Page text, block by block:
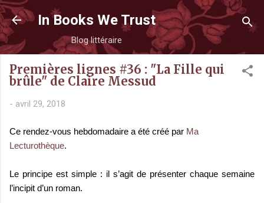
Accéder au contenu principal
In Books We Trust
Blog littéraire
Premières lignes #36 : "La Fille qui
brûle" de Claire Messud
- avril 29, 2018
Ce rendez-vous hebdomadaire a été créé par Ma
Lecturothèque.
Le principe est simple : il s’agit de présenter chaque semaine
l’incipit d’un roman.